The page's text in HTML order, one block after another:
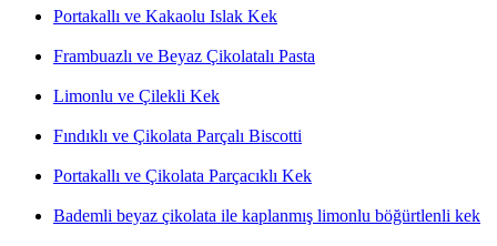
Portakallı ve Kakaolu Islak Kek
Frambuazlı ve Beyaz Çikolatalı Pasta
Limonlu ve Çilekli Kek
Fındıklı ve Çikolata Parçalı Biscotti
Portakallı ve Çikolata Parçacıklı Kek
Bademli beyaz çikolata ile kaplanmış limonlu böğürtlenli kek